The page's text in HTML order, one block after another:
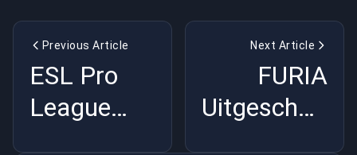
Previous Article
ESL Pro
League
Next Article
FURIA
Uitgeschakeld